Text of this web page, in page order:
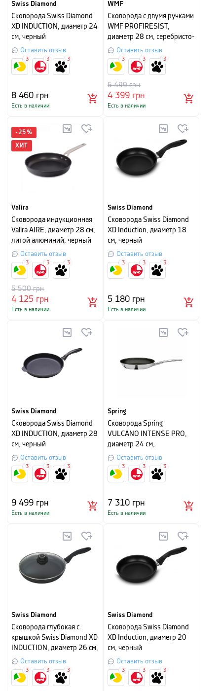
Swiss Diamond
Сковорода Swiss Diamond
XD INDUCTION, диаметр 24
см, черный
Оставить отзыв
8 460 грн
Есть в наличии
3 3 3
WMF
Сковорода с двумя ручками
WMF PROFIRESIST,
диаметр 28 см, серебристо-
черный
Оставить отзыв
4 399 грн
6 499грн
Есть в наличии
3 3 3
-25 %
ХИТ
Valira
Cковорода индукционная
Valira AIRE, диаметр 28 см,
литой алюминий, черный
Оставить отзыв
4 125 грн
5 500грн
Есть в наличии
3 3 3
Swiss Diamond
Сковорода Swiss Diamond
XD Induction, диаметр 18
см, черный
Оставить отзыв
5 180 грн
Есть в наличии
3 3 3
Swiss Diamond
Сковорода Swiss Diamond
XD INDUCTION, диаметр 28
см, черный
Оставить отзыв
9 499 грн
Есть в наличии
3 3 3
Spring
Сковорода Spring
VULCANO INTENSE PRO,
диаметр 24 см,
серебристый
Оставить отзыв
7 310 грн
Есть в наличии
3 3 3
Swiss Diamond
Сковорода глубокая с
крышкой Swiss Diamond XD
INDUCTION, диаметр 26 см,
черная
Оставить отзыв
3 3 3
Swiss Diamond
Сковорода Swiss Diamond
XD Induction, диаметр 20
см, черный
Оставить отзыв
3 3 3